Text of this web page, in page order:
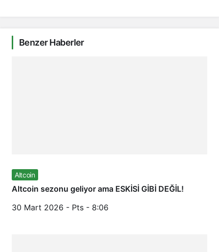
Benzer Haberler
Altcoin
Altcoin sezonu geliyor ama ESKİSİ GİBİ DEĞİL!
30 Mart 2026 - Pts - 8:06